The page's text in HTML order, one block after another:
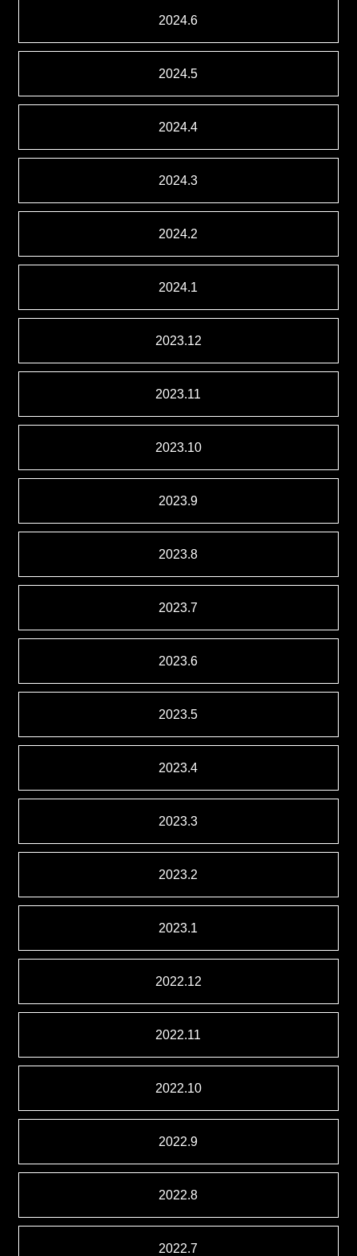
2024.6
2024.5
2024.4
2024.3
2024.2
2024.1
2023.12
2023.11
2023.10
2023.9
2023.8
2023.7
2023.6
2023.5
2023.4
2023.3
2023.2
2023.1
2022.12
2022.11
2022.10
2022.9
2022.8
2022.7